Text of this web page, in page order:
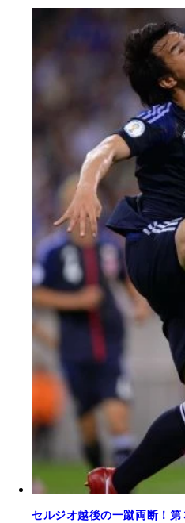
セルジオ越後の一蹴両断！